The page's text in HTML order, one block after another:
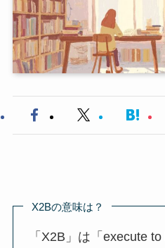
X2Bの意味は？
「X2B」は「execute